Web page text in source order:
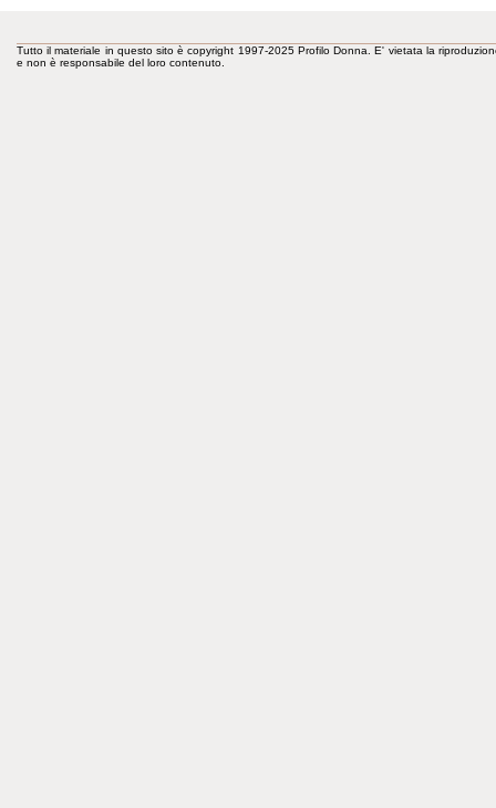
Tutto il materiale in questo sito è copyright 1997-2025 Profilo Donna. E' vietata la
e non è responsabile del loro contenuto.